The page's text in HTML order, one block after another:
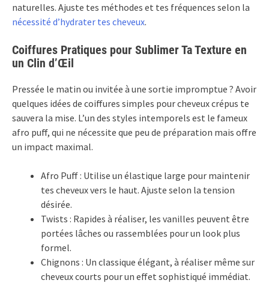
naturelles. Ajuste tes méthodes et tes fréquences selon la
nécessité d’hydrater tes cheveux.
Coiffures Pratiques pour Sublimer Ta Texture en
un Clin d’Œil
Pressée le matin ou invitée à une sortie impromptue ? Avoir
quelques idées de coiffures simples pour cheveux crépus te
sauvera la mise. L’un des styles intemporels est le fameux
afro puff, qui ne nécessite que peu de préparation mais offre
un impact maximal.
Afro Puff : Utilise un élastique large pour maintenir
tes cheveux vers le haut. Ajuste selon la tension
désirée.
Twists : Rapides à réaliser, les vanilles peuvent être
portées lâches ou rassemblées pour un look plus
formel.
Chignons : Un classique élégant, à réaliser même sur
cheveux courts pour un effet sophistiqué immédiat.